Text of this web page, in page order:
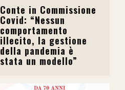
Conte in Commissione
Covid: “Nessun
comportamento
illecito, la gestione
della pandemia è
stata un modello”